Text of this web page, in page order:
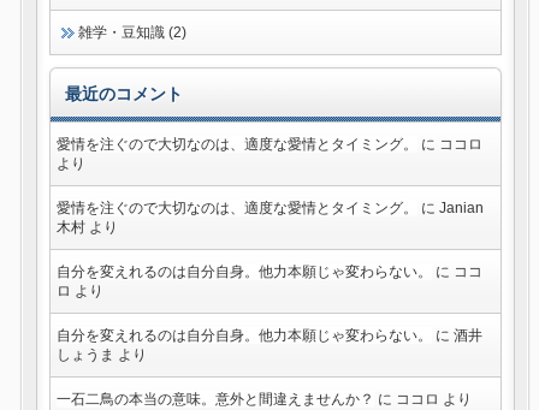
雑学・豆知識 (2)
最近のコメント
愛情を注ぐので大切なのは、適度な愛情とタイミング。 に ココロ
より
愛情を注ぐので大切なのは、適度な愛情とタイミング。 に Janian
木村より
自分を変えれるのは自分自身。他力本願じゃ変わらない。 に ココ
ロ より
自分を変えれるのは自分自身。他力本願じゃ変わらない。 に 酒井
しょうま より
一石二鳥の本当の意味。意外と間違えませんか？ に ココロ より